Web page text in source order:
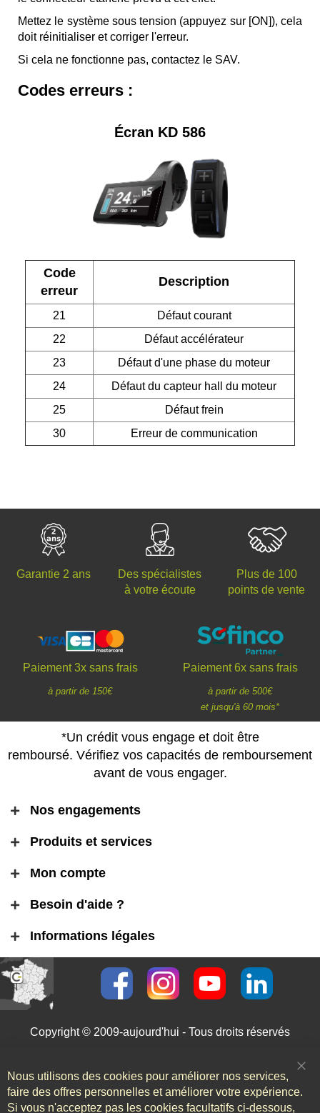
Mettez le système sous tension (appuyez sur [ON]), cela
doit réinitialiser et corriger l'erreur.
Si cela ne fonctionne pas, contactez le SAV.
Codes erreurs :
Écran KD 586
Code
erreur
Description
21
Défaut courant
22
Défaut accélérateur
23
Défaut d'une phase du moteur
24
Défaut du capteur hall du moteur
25
Défaut frein
30
Erreur de communication
Garantie 2 ans
Des spécialistes
à votre écoute
Plus de 100
points de vente
Paiement 3x sans frais
à partir de 150€
Paiement 6x sans frais
à partir de 500€
et jusqu'à 60 mois*
*Un crédit vous engage et doit être
remboursé. Vérifiez vos capacités de remboursement
avant de vous engager.
Nos engagements
Produits et services
Mon compte
Besoin d'aide ?
Informations légales
Copyright © 2009-aujourd'hui - Tous droits réservés
Nous utilisons des cookies pour améliorer nos services,
faire des offres personnelles et améliorer votre expérience.
Si vous n'acceptez pas les cookies facultatifs ci-dessous,